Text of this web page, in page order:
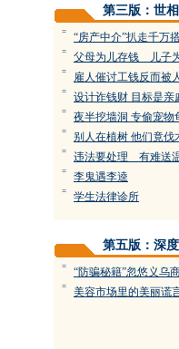
第三版：世相
= “房产中介”扒走千万
= 父母为儿存钱 儿子
= 雇人催讨工钱反而被
= 设计诈钱财 目标是亲
= 夜半挖墙洞 专偷宠物
= 别人在植树 他们竟伐
= 违法要处理 有难送
= 李鬼遇李逵
= 学生法律诊所
第五版：深度
= “防骗秘籍”忽悠义乌
= 美容市场里的美丽谎